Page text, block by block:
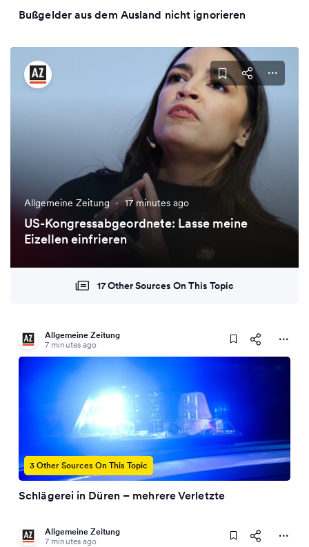
Bußgelder aus dem Ausland nicht ignorieren
Allgemeine Zeitung · 17 minutes ago
US-Kongressabgeordnete: Lasse meine
Eizellen einfrieren
17 Other Sources On This Topic
Allgemeine Zeitung
7 minutes ago
3 Other Sources On This Topic
Schlägerei in Düren – mehrere Verletzte
Allgemeine Zeitung
7 minutes ago